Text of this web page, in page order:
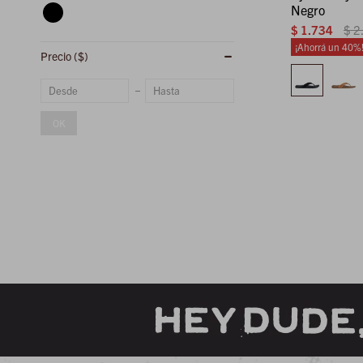
Negro
$ 1.734 $
40
Precio ($)